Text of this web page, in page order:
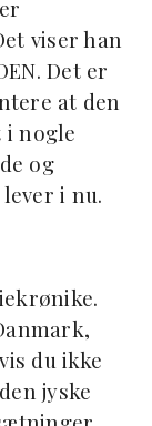
viser han
Det er
at den
i nogle
og
i nu.
du ikke
jyske